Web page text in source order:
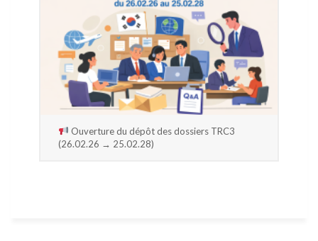
Ouverture du dépôt des dossiers TRC3
(26.02.26 → 25.02.28)